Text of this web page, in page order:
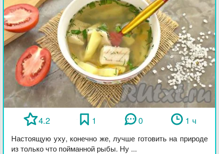
4.2 1 0 1 ч
Настоящую уху, конечно же, лучше готовить на природе
из только что пойманной рыбы. Ну ...